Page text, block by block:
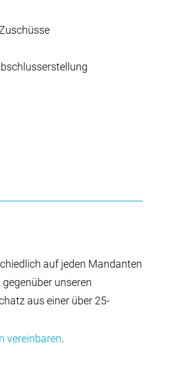
auf jeden Mandanten
unseren
aus einer über 25-
vereinbaren.